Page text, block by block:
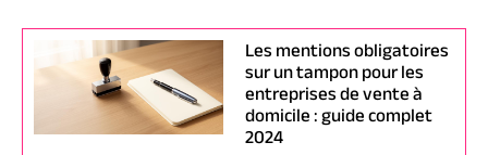
Les mentions obligatoires
sur un tampon pour les
entreprises de vente à
domicile : guide complet
2024